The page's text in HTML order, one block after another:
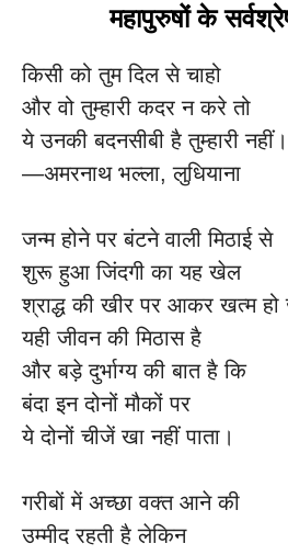
महापुरुषों के
किसी को तुम दिल से चाहो
और वो तुम्हारी कदर न करे तो
ये उनकी बदनसीबी है तुम्हारी नहीं।
—अमरनाथ भल्ला, लुधियाना
जन्म होने पर बंटने वाली मिठाई से
शुरू हुआ जिंदगी का यह खेल
श्राद्ध की खीर पर आकर खत्म हो
यही जीवन की मिठास है
और बड़े दुर्भाग्य की बात है कि
बंदा इन दोनों मौकों पर
ये दोनों चीजें खा नहीं पाता।
गरीबों में अच्छा वक्त आने की
उम्मीद रहती है लेकिन